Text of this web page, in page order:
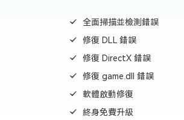
全面掃描並檢測錯誤
修復 DLL 錯誤
修復 DirectX 錯誤
修復 game.dll 錯誤
軟體啟動修復
終身免費升級